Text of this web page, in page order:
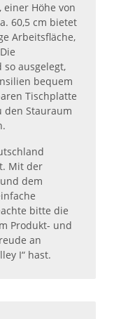
einer Höhe von
60,5 cm bietet
Arbeitsfläche,
ausgelegt,
bequem
Tischplatte
den Stauraum
Mit der
dem
bitte die
Produkt- und
an
I“ hast.